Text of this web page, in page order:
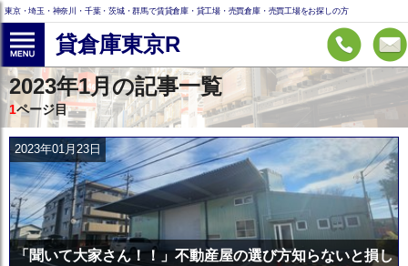
東京・埼玉・神奈川・千葉・茨城・群馬で賃貸倉庫・貸工場・売買倉庫・売買工場をお探しの方
貸倉庫東京R
2023年1月の記事一覧
1ページ目
2023年01月23日
「聞いて大家さん！！」不動産屋の選び方知らないと損し